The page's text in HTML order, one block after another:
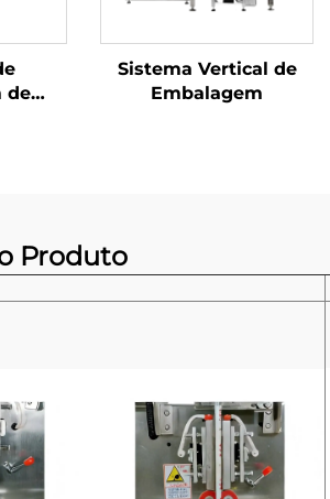
de
Sistema Vertical de
Embalagem
Produto